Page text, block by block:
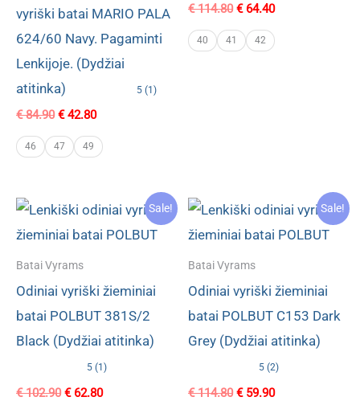
vyriški batai MARIO PALA
624/60 Navy. Pagaminti
Lenkijoje. (Dydžiai
atitinka)
5 (1)
€84.90 Original
was:
€ 84.90.
€42.80Current
is:
€ 42.80.
46 47 49
€114.80 Original
was:
€ 114.80.
€64.40Current
is:
40 41 42
Sale!
Batai Vyrams
Odiniai vyriški žieminiai
batai POLBUT 381S/2
Black (Dydžiai atitinka)
5 (1)
€102.90 Original
€62.80Current
Sale!
Batai Vyrams
Odiniai vyriški žieminiai
batai POLBUT C153 Dark
Grey (Dydžiai atitinka)
5 (2)
€114.80 Original
€59.90Current